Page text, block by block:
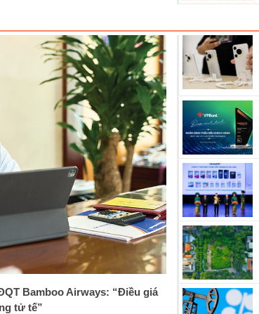
Bamboo Airways: “Điều giá
tử tế”